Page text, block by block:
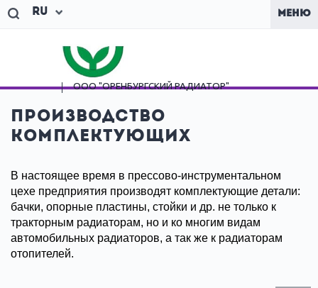
Ru МЕНЮ
ООО "ОРЕНБУРГСКИЙРАДИАТОР"
Производство
комплектующих
В настоящее время в прессово-инструментальном
цехе предприятия производят комплектующие детали:
бачки, опорные пластины, стойки и др. не только к
тракторным радиаторам, но и ко многим видам
автомобильных радиаторов, а так же к радиаторам
отопителей.